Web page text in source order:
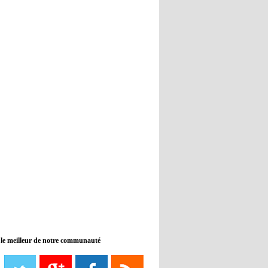
08:21 - 2022/11/08
propriétaire
meilleur de notre communauté